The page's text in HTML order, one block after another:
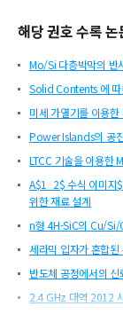
해당 권호 수록 논
Mo/Si 다층박막의 반
Solid Contents 에 따
미세 가열기를 이용
Power Islands의 공
LTCC 기술을 이용한
A$1_2$ 수식 이미지
위한 재료 설계
n형 4H-SiC의 Cu/Si/
세라믹 입자가 혼합
반도체 공정에서의
2.4 GHz 대역 2012
전해도금을 이용한